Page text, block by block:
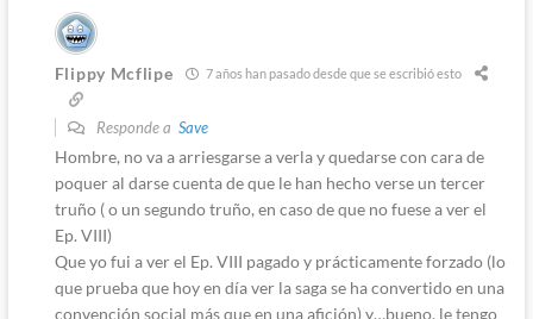
Flippy Mcflipe 7 años han pasado desde que se escribió esto
Responde a Save
Hombre, no va a arriesgarse a verla y quedarse con cara de
poquer al darse cuenta de que le han hecho verse un tercer
truño ( o un segundo truño, en caso de que no fuese a ver el
Ep. VIII)
Que yo fui a ver el Ep. VIII pagado y prácticamente forzado (lo
que prueba que hoy en día ver la saga se ha convertido en una
convención social más que en una afición) y…bueno, le tengo